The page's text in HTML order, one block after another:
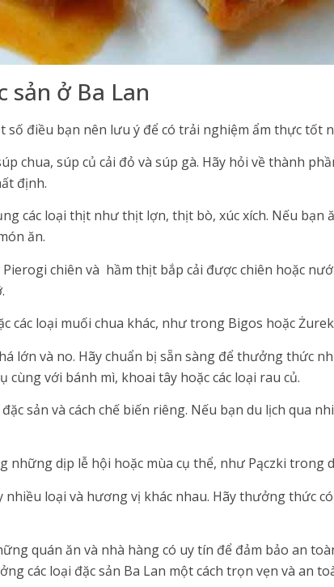
sản ở Ba Lan
số điều bạn nên lưu ý để có trải nghiệm ẩm thực tốt
chua, súp củ cải đỏ và súp gà. Hãy hỏi về thành
định.
các loại thịt như thịt lợn, thịt bò, xúc xích. Nếu bạn
ăn.
chiên và hầm thịt bắp cải được chiên hoặc
các loại muối chua khác, như trong Bigos hoặc
lớn và no. Hãy chuẩn bị sẵn sàng để thưởng thức
với bánh mì, khoai tây hoặc các loại rau củ.
sản và cách chế biến riêng. Nếu bạn du lịch qua
dịp lễ hội hoặc mùa cụ thể, như Pączki trong
nhiều loại và hương vị khác nhau. Hãy thưởng thức
quán ăn và nhà hàng có uy tín để đảm bảo an
các loại đặc sản Ba Lan một cách trọn vẹn và an